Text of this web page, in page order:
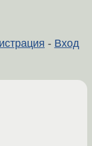
- Вход